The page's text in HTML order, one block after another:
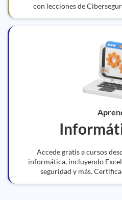
con lecciones de
Accede gratis a cursos
informática, incluyendo
seguridad y más.